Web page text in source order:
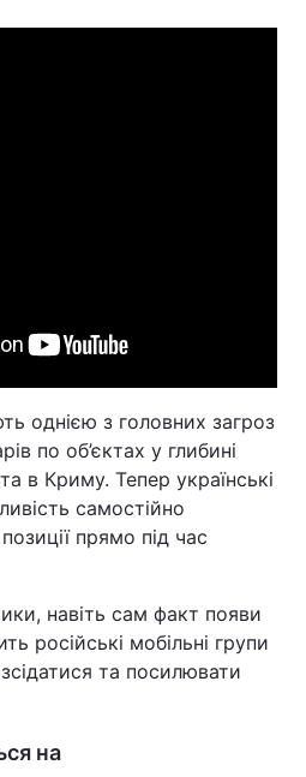
однією з головних загроз
по об’єктах у глибині
в Криму. Тепер українські
самостійно
прямо під час
навіть сам факт появи
російські мобільні групи
та посилювати
на